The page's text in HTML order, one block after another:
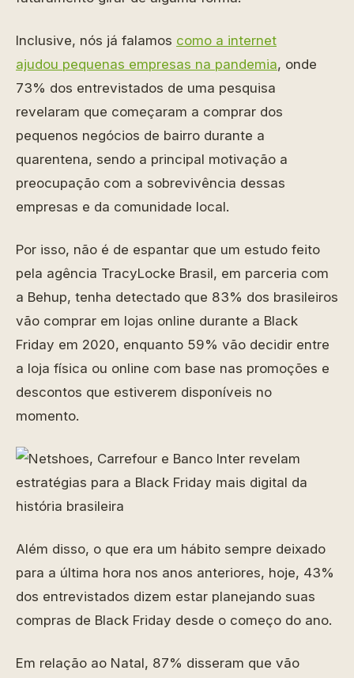
Inclusive, nós já falamos como a internet
ajudou pequenas empresas na pandemia, onde
73% dos entrevistados de uma pesquisa
revelaram que começaram a comprar dos
pequenos negócios de bairro durante a
quarentena, sendo a principal motivação a
preocupação com a sobrevivência dessas
empresas e da comunidade local.
Por isso, não é de espantar que um estudo feito
pela agência TracyLocke Brasil, em parceria com
a Behup, tenha detectado que 83% dos brasileiros
vão comprar em lojas online durante a Black
Friday em 2020, enquanto 59% vão decidir entre
a loja física ou online com base nas promoções e
descontos que estiverem disponíveis no
momento.
Além disso, o que era um hábito sempre deixado
para a última hora nos anos anteriores, hoje, 43%
dos entrevistados dizem estar planejando suas
compras de Black Friday desde o começo do ano.
Em relação ao Natal, 87% disseram que vão